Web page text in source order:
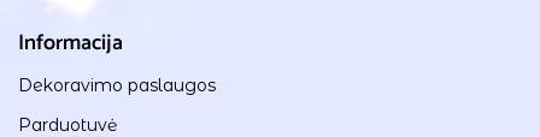
Informacija
Dekoravimo paslaugos
Parduotuvė